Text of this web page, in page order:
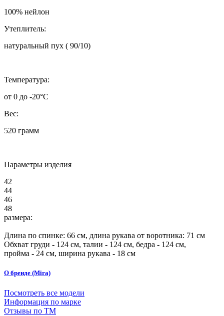
100% нейлон
Утеплитель:
натуральный пух ( 90/10)
Температура:
от 0 до -20°C
Вес:
520 грамм
Параметры изделия
42
44
46
48
размера:
Длина по спинке: 66 см, длина рукава от воротника: 71 см
Обхват груди - 124 см, талии - 124 см, бедра - 124 см,
пройма - 24 см, ширина рукава - 18 см
О бренде (Mira)
Посмотреть все модели
Информация по марке
Отзывы по ТМ